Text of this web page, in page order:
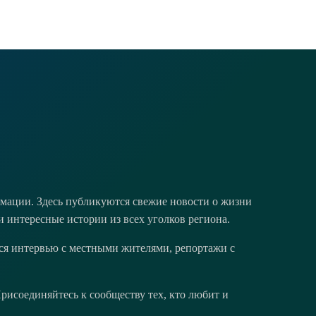
Здесь публикуются свежие новости о жизни
истории из всех уголков региона.
интервью с местными жителями, репортажи с
к сообществу тех, кто любит и